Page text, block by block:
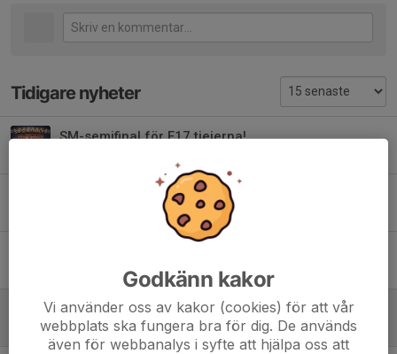
Tidigare nyheter
SM-semifinal för F17 tjejerna!
Säsongens sista seriematch för F17!
0
20 dec 2025 0
Hemmamatch för F17 ikväll!
21 nov 2025 1
Godkänn kakor
Vi använder oss av kakor (cookies) för att vår
webbplats ska fungera bra för dig. De används
även för webbanalys i syfte att hjälpa oss att